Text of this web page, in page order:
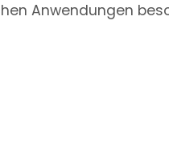
Anwendungen